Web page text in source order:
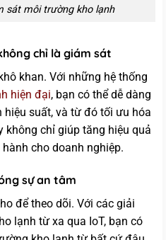
sát môi trường kho lạnh
chỉ là giám sát
khan. Với những hệ thống
hiện đại, bạn có thể dễ dàng
suất, và từ đó tối ưu hóa
không chỉ giúp tăng hiệu quả
cho doanh nghiệp.
sự an tâm
để theo dõi. Với các giải
lạnh từ xa qua IoT, bạn có